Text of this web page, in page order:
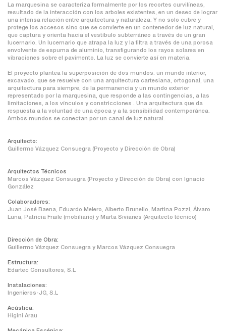
La marquesina se caracteriza formalmente por los recortes curvilíneas,
resultado de la interacción con los arboles existentes, en un deseo de lograr
una intensa relación entre arquitectura y naturaleza. Y no solo cubre y
protege los accesos sino que se convierte en un contenedor de luz natural,
que captura y orienta hacia el vestíbulo subterráneo a través de un gran
lucernario. Un lucernario que atrapa la luz y la filtra a través de una porosa
envolvente de espuma de aluminio, transfigurando los rayos solares en
vibraciones sobre el pavimento. La luz se convierte así en materia.
El proyecto plantea la superposición de dos mundos: un mundo interior,
excavado, que se resuelve con una arquitectura cartesiana, ortogonal, una
arquitectura para siempre, de la permanencia y un mundo exterior
representado por la marquesina, que responde a las contingencias, a las
limitaciones, a los vínculos y constricciones . Una arquitectura que da
respuesta a la voluntad de una época y a la sensibilidad contemporánea.
Ambos mundos se conectan por un canal de luz natural.
Arquitecto:
Guillermo Vázquez Consuegra (Proyecto y Dirección de Obra)
Arquitectos Técnicos
Marcos Vázquez Consuegra (Proyecto y Dirección de Obra) con Ignacio
González
Colaboradores:
Juan José Baena, Eduardo Melero, Alberto Brunello, Martina Pozzi, Álvaro
Luna, Patricia Fraile (mobiliario) y Marta Sivianes (Arquitecto técnico)
Dirección de Obra:
Guillermo Vázquez Consuegra y Marcos Vázquez Consuegra
Estructura:
Edartec Consultores, S.L
Instalaciones:
Ingenieros-JG, S.L
Acústica:
Higini Arau